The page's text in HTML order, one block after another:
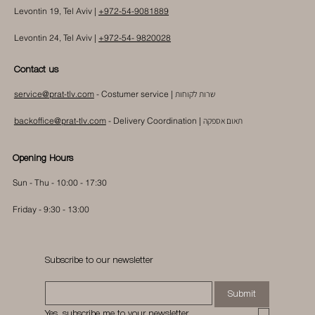
Levontin 19, Tel Aviv | +972-54-9081889
Levontin 24, Tel Aviv | +972-54- 9820028
Contact us
service@prat-tlv.com- Costumer service | שרות לקוחות
backoffice@prat-tlv.com- Delivery Coordination | תאום אספקה
Subscribe to our newsletter
Submit
Opening Hours
Sun - Thu - 10:00 - 17:30
Friday - 9:30 - 13:00